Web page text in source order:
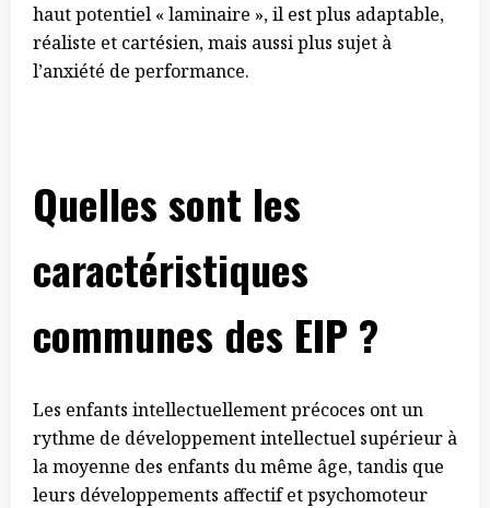
haut potentiel « laminaire », il est plus adaptable,
réaliste et cartésien, mais aussi plus sujet à
l’anxiété de performance.
Quelles sont les
caractéristiques
communes des EIP ?
Les enfants intellectuellement précoces ont un
rythme de développement intellectuel supérieur à
la moyenne des enfants du même âge, tandis que
leurs développements affectif et psychomoteur